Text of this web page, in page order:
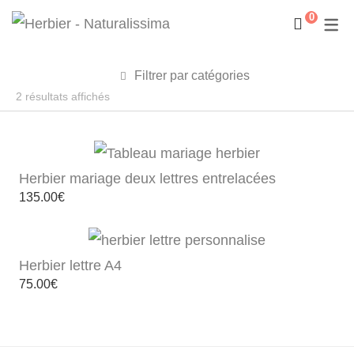
0
2 résultats affichésTrié
récent
au
Filtrer par catégories
Herbier mariage deux lettres entrelacées
135.00€
Herbier lettre A4
75.00€